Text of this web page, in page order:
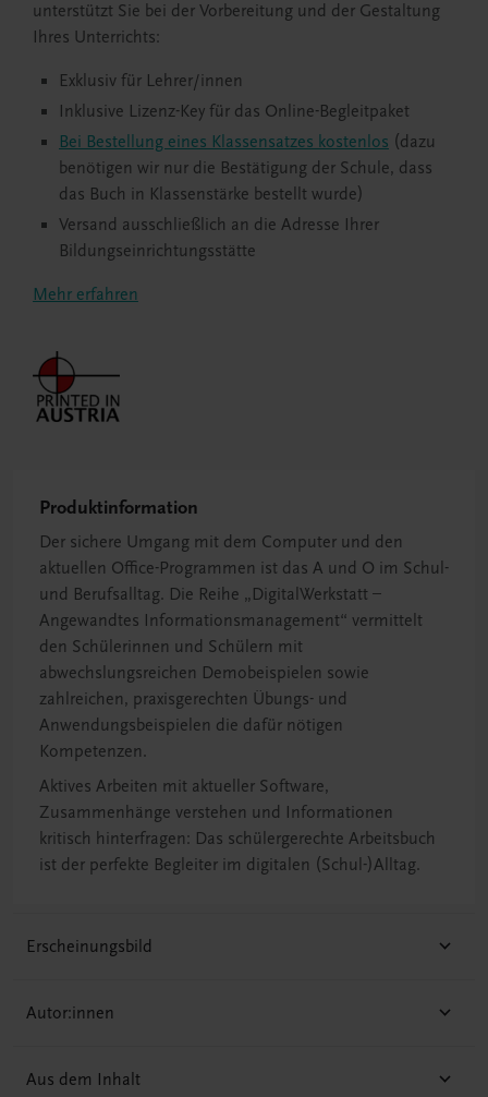
unterstützt Sie bei der Vorbereitung und der Gestaltung
Ihres Unterrichts:
Exklusiv für Lehrer/innen
Inklusive Lizenz-Key für das Online-Begleitpaket
Bei Bestellung eines Klassensatzes kostenlos (dazu
benötigen wir nur die Bestätigung der Schule, dass
das Buch in Klassenstärke bestellt wurde)
Versand ausschließlich an die Adresse Ihrer
Bildungseinrichtungsstätte
Mehr erfahren
Produktinformation
Der sichere Umgang mit dem Computer und den
aktuellen Office-Programmen ist das A und O im Schul-
und Berufsalltag. Die Reihe „DigitalWerkstatt –
Angewandtes Informationsmanagement“ vermittelt
den Schülerinnen und Schülern mit
abwechslungsreichen Demobeispielen sowie
zahlreichen, praxisgerechten Übungs- und
Anwendungsbeispielen die dafür nötigen
Kompetenzen.
Aktives Arbeiten mit aktueller Software,
Zusammenhänge verstehen und Informationen
kritisch hinterfragen: Das schülergerechte Arbeitsbuch
ist der perfekte Begleiter im digitalen (Schul-)Alltag.
Erscheinungsbild
Autor:innen
Aus dem Inhalt